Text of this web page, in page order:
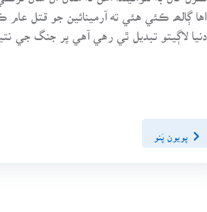
اها ڳالھہ ڪئي هئي ته آرمينائين جو قتل عام
دنيا لاڳيتو تبديل ٿي رهي آهي پر جنگ جي
پويون پَنو